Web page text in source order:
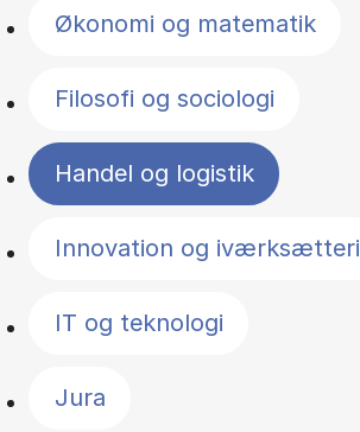
Økonomi og matematik
Filosofi og sociologi
Handel og logistik
Innovation og iværksætteri
IT og teknologi
Jura